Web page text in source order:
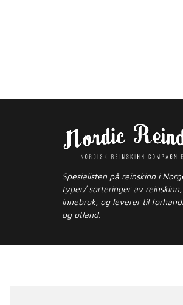
Spesialisten på reinskinn i
typer/ sorteringer av
innebruk, og leverer til
og utland.